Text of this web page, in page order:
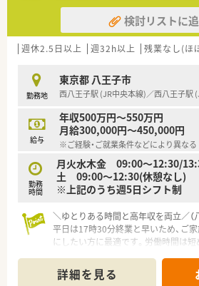
検討リストに
週休2.5日以上 週32h以上 残業なし(ほ
勤務地
東京都 八王子市
西八王子駅 (JR中央本線)／西八王子駅
給与
年収500万円～550万円
月給300,000円～450,000円
※ご経験・ご就業条件などにより異なる
勤務
時間
月火水木金 09:00～12:30/
土 09:00～12:30(休憩なし)
※上記のうち週5日シフト制
＼ゆとりある時間と高年収を両立／（
平日は17時30分終業と早いため、ご
にしたい方に最適です。労働時間は
＊------------------------------------------＊
詳細を見る